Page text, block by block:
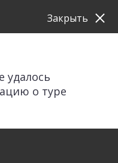
удалось
о туре
Закрыть